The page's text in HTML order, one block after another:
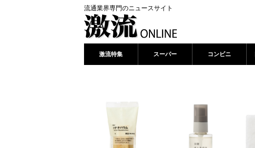
流通業界専門のニュースサイト
激流特集 スーパー コンビニ